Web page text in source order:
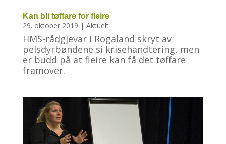
Kan bli tøffare for fleire
29. oktober 2019 | Aktuelt
HMS-rådgjevar i Rogaland skryt av
pelsdyrbøndene si krisehandtering, men
er budd på at fleire kan få det tøffare
framover.